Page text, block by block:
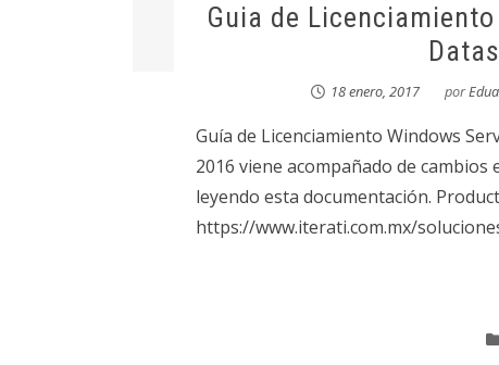
Guia de
18 enero, 2017 por
Guía de Licenciamiento Windows
2016 viene acompañado de
leyendo esta documentación.
https://www.iterati.com.mx/